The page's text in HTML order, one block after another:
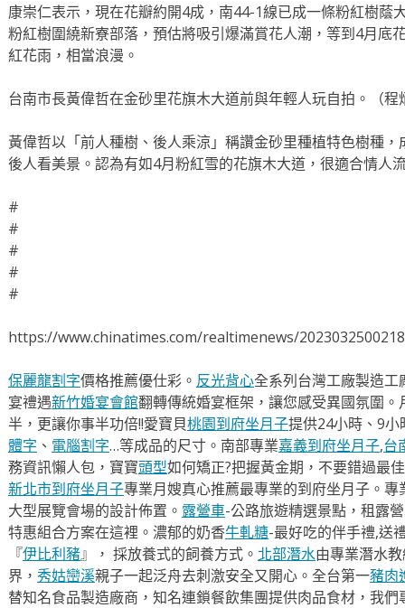
康崇仁表示，現在花瓣約開4成，南44-1線已成一條粉紅樹蔭
粉紅樹圍繞新寮部落，預估將吸引爆滿賞花人潮，等到4月底
紅花雨，相當浪漫。
台南市長黃偉哲在金砂里花旗木大道前與年輕人玩自拍。（程
黃偉哲以「前人種樹、後人乘涼」稱讚金砂里種植特色樹種
後人看美景。認為有如4月粉紅雪的花旗木大道，很適合情人
#
#
#
#
#
https://www.chinatimes.com/realtimenews/
保麗龍割字價格推薦優仕彩。 反光背心全系列台灣工廠製造
宴禮遇新竹婚宴會館翻轉傳統婚宴框架，讓您感受異國氛圍。
半，更讓你事半功倍!!愛寶貝桃園到府坐月子提供24小時、9
體字 、 電腦割字…等成品的尺寸。南部專業嘉義到府坐月子,台
務資訊懶人包，寶寶頭型如何矯正?把握黃金期，不要錯過最
新北市到府坐月子專業月嫂真心推薦最專業的到府坐月子。專
大型展覽會場的設計佈置。 露營車-公路旅遊精選景點，租露
特惠組合方案在這裡。濃郁的奶香牛軋糖-最好吃的伴手禮,送
『伊比利豬』， 採放養式的飼養方式。 北部潛水由專業潛水
界， 秀姑巒溪親子一起泛舟去​刺激安全又開心。全台第一豬肉
替知名食品製造廠商，知名連鎖餐飲集團提供肉品食材，我